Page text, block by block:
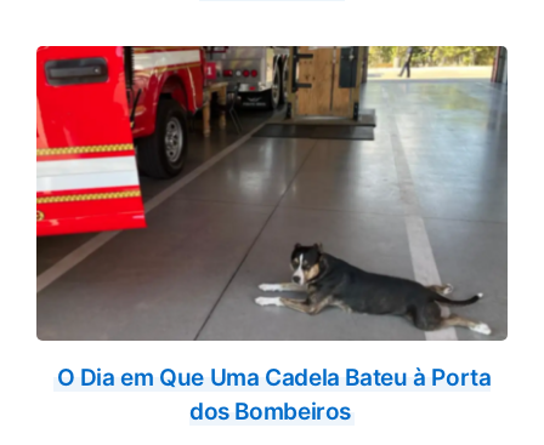
O Dia em Que Uma Cadela Bateu à Porta
dos Bombeiros